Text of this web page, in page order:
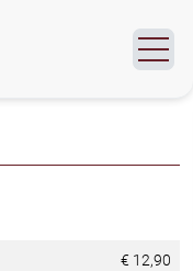
€ 12,90